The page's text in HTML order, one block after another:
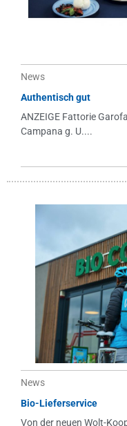
News
Authentisch gut
ANZEIGE Fattorie
Campana g. U....
News
Bio-Lieferservice
Von der neuen Wolt-